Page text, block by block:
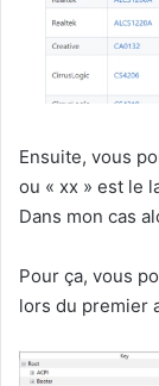
Ensuite, vous
ou « xx » est le
Dans mon cas
Pour ça, vous
lors du premier